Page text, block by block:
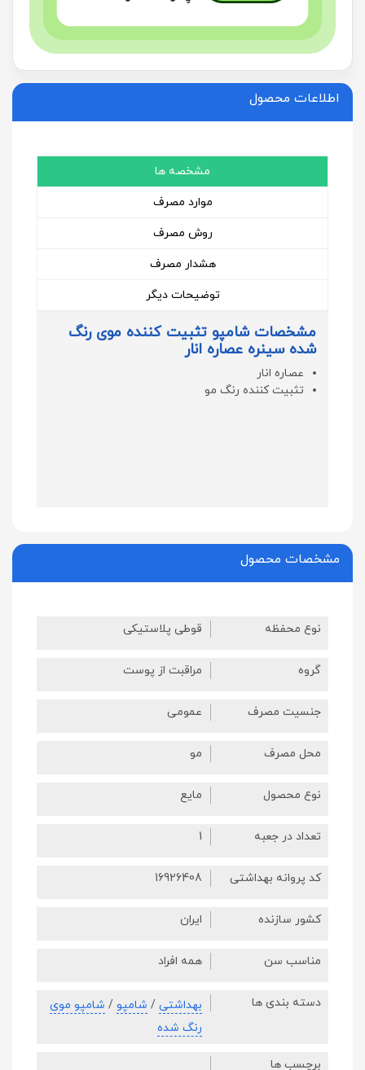
اطلاعات محصول
مشخصه ها
موارد مصرف
روش مصرف
هشدار مصرف
توضیحات دیگر
مشخصات شامپو تثبیت کننده موی رنگ
شده سینره عصاره انار
عصاره انار
تثبیت کننده رنگ مو
مشخصات محصول
نوع محفظه قوطی پلاستیکی
گروه مراقبت از پوست
جنسیت مصرف عمومی
محل مصرف مو
نوع محصول مایع
تعداد در جعبه 1
کد پروانه بهداشتی 16926408
کشور سازنده ایران
مناسب سن همه افراد
دسته بندی ها بهداشتی / شامپو / شامپو موی
رنگ شده
برچسب ها